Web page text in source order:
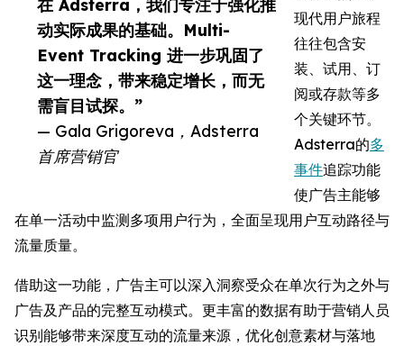
在 Adsterra，我们专注于强化推
动实际成果的基础。Multi-
Event Tracking 进一步巩固了
这一理念，带来稳定增长，而无
需盲目试探。”
— Gala Grigoreva，Adsterra
首席营销官
现代用户旅程
往往包含安
装、试用、订
阅或存款等多
个关键环节。
Adsterra的多
事件追踪功能
使广告主能够
在单一活动中监测多项用户行为，全面呈现用户互动路径与
流量质量。
借助这一功能，广告主可以深入洞察受众在单次行为之外与
广告及产品的完整互动模式。更丰富的数据有助于营销人员
识别能够带来深度互动的流量来源，优化创意素材与落地